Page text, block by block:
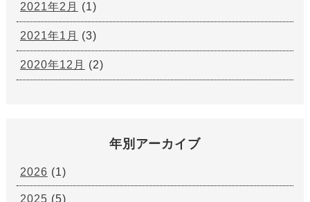
2021年2月 (1)
2021年1月 (3)
2020年12月 (2)
年別アーカイブ
2026 (1)
2025 (5)